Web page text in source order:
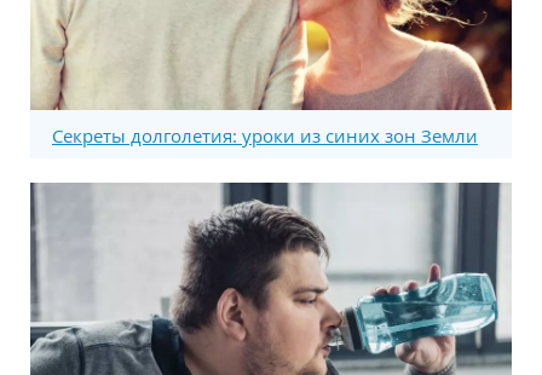
Секреты долголетия: уроки из синих зон Земли